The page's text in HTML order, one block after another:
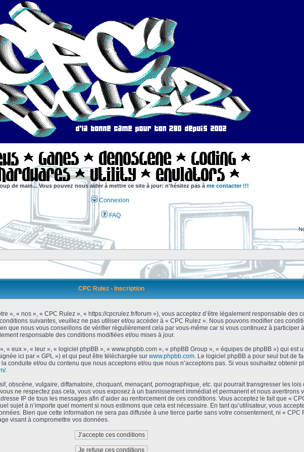
de main... Vous pouvez nous aider à mettre ce site à jour: n'hésitez pas à me contacter !!!
Connexion
FAQ
CPC Rulez - Inscription
», « nos », « CPC Rulez », « https://cpcrulez.fr/forum »), vous acceptez d’être légalement responsable des
suivantes, veuillez ne pas utiliser et/ou accéder à « CPC Rulez ». Nous pouvons modifier ces
que nous vous conseillons de vérifier régulièrement cela par vous-même car si vous continuez à participer
responsable des conditions modifiées et/ou mises à jour.
« eux », « leur », « logiciel phpBB », « www.phpbb.com », « phpBB Group », « équipes de phpBB ») qui est
ici par « GPL ») et qui peut être téléchargée sur www.phpbb.com. Le logiciel phpBB a pour seul but de
conduite et/ou du contenu que nous acceptons et/ou que nous n’acceptons pas. Si vous souhaitez obtenir
.
obscène, vulgaire, diffamatoire, choquant, menaçant, pornographique, etc. qui pourrait transgresser les lois
ne respectez pas cela, vous vous exposez à un bannissement immédiat et permanent et nous avertirons
IP de tous les messages afin d’aider au renforcement de ces conditions. Vous acceptez le fait que «
sujet à n’importe quel moment si nous estimons que cela est nécessaire. En tant qu’utilisateur, vous
Bien que cette information ne sera pas diffusée à une tierce partie sans votre consentement, ni « CPC
visant à compromettre vos données.